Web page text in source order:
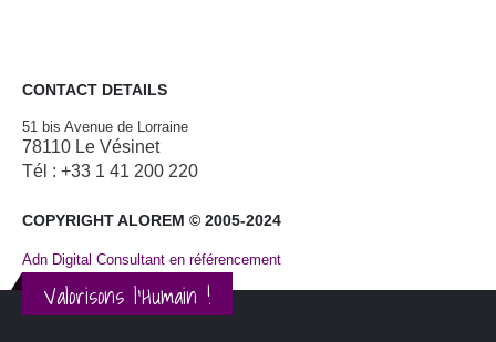
CONTACT DETAILS
51 bis Avenue de Lorraine
78110 Le Vésinet
Tél : +33 1 41 200 220
COPYRIGHT ALOREM © 2005-2024
Adn Digital Consultant en référencement
Valorisons l'Humain !